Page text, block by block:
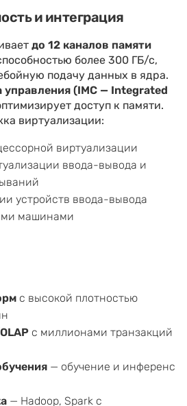
и интеграция
до 12 каналов памяти
более 300 ГБ/с,
подачу данных в ядра.
управления (IMC — Integrated
доступ к памяти.
виртуализации:
виртуализации
ввода-вывода и
устройств ввода-вывода
машинами
с высокой плотностью
с миллионами транзакций
— обучение и инференс
— Hadoop, Spark с